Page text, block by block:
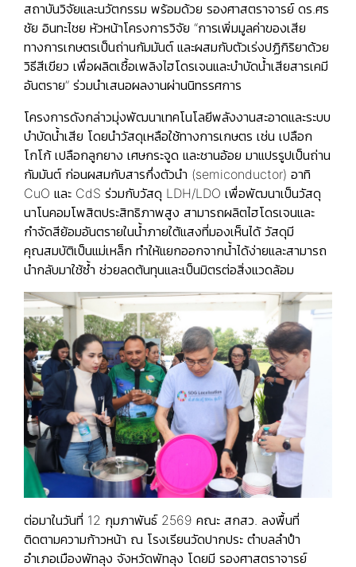
สถาบันวิจัยและนวัตกรรม พร้อมด้วย รองศาสตราจารย์ ดร.ศร
ชัย อินทะไชย หัวหน้าโครงการวิจัย “การเพิ่มมูลค่าของเสีย
ทางการเกษตรเป็นถ่านกัมมันต์ และผสมกับตัวเร่งปฏิกิริยาด้วย
วิธีสีเขียว เพื่อผลิตเชื้อเพลิงไฮโดรเจนและบำบัดน้ำเสียสารเคมี
อันตราย” ร่วมนำเสนอผลงานผ่านนิทรรศการ
โครงการดังกล่าวมุ่งพัฒนาเทคโนโลยีพลังงานสะอาดและระบบ
บำบัดน้ำเสีย โดยนำวัสดุเหลือใช้ทางการเกษตร เช่น เปลือก
โกโก้ เปลือกลูกยาง เศษกระจูด และชานอ้อย มาแปรรูปเป็นถ่าน
กัมมันต์ ก่อนผสมกับสารกึ่งตัวนำ (semiconductor) อาทิ
CuO และ CdS ร่วมกับวัสดุ LDH/LDO เพื่อพัฒนาเป็นวัสดุ
นาโนคอมโพสิตประสิทธิภาพสูง สามารถผลิตไฮโดรเจนและ
กำจัดสีย้อมอันตรายในน้ำภายใต้แสงที่มองเห็นได้ วัสดุมี
คุณสมบัติเป็นแม่เหล็ก ทำให้แยกออกจากน้ำได้ง่ายและสามารถ
นำกลับมาใช้ซ้ำ ช่วยลดต้นทุนและเป็นมิตรต่อสิ่งแวดล้อม
ต่อมาในวันที่ 12 กุมภาพันธ์ 2569 คณะ สกสว. ลงพื้นที่
ติดตามความก้าวหน้า ณ โรงเรียนวัดปากประ ตำบลลำปำ
อำเภอเมืองพัทลุง จังหวัดพัทลุง โดยมี รองศาสตราจารย์